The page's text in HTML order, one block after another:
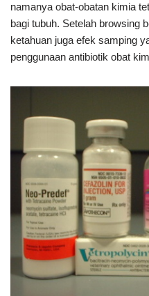
namanya obat-obatan kimia
bagi tubuh. Setelah browsing
ketahuan juga efek samping
penggunaan antibiotik obat